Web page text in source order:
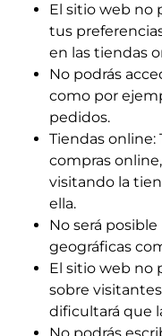
El sitio web no
tus
en las tiendas
No podrás
como por
pedidos.
Tiendas online:
compras
visitando la
ella.
No será
geográficas
El sitio web no
sobre
dificultará que